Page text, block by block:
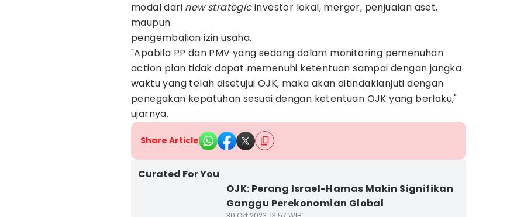
modal dari new strategicinvestor lokal, merger, penjualan aset,
maupun
pengembalian izin usaha.
"Apabila PP dan PMV yang sedang dalam monitoring pemenuhan
action plan tidak dapat memenuhi ketentuan sampai dengan jangka
waktu yang telah disetujui OJK, maka akan ditindaklanjuti dengan
penegakan kepatuhan sesuai dengan ketentuan OJK yang berlaku,"
ujarnya.
Share Article
Curated For You
OJK: Perang Israel-Hamas Makin Signifikan
Ganggu Perekonomian Global